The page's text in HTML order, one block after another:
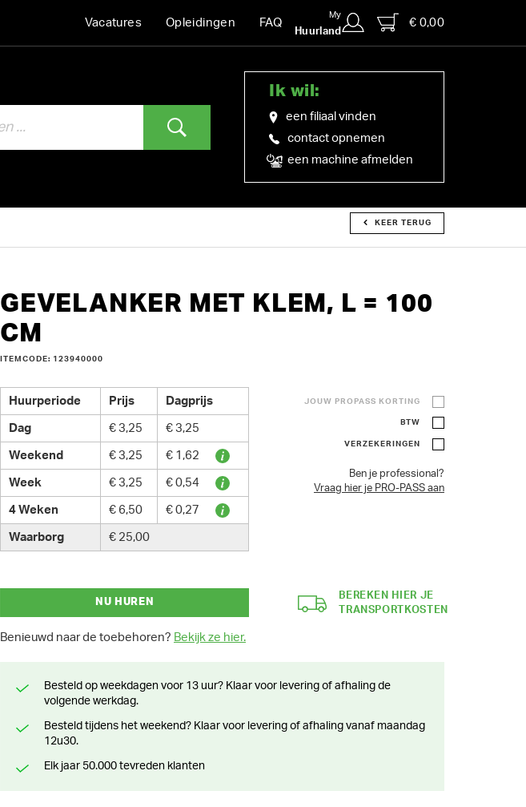
Vacatures Opleidingen FAQ
My
Huurland
€ 0,00
Ik wil:
een filiaal vinden
contact opnemen
een machine afmelden
KEER TERUG
GEVELANKER MET KLEM, L = 100
CM
ITEMCODE: 123940000
Huurperiode Prijs Dagprijs
Dag € 3,25 € 3,25
Weekend € 3,25 € 1,62
Week € 3,25 € 0,54
4 Weken € 6,50 € 0,27
Waarborg € 25,00
JOUW PROPASS KORTING
BTW
VERZEKERINGEN
Ben je professional?
Vraag hier je PRO-PASS aan
NU HUREN
Benieuwd naar de toebehoren? Bekijk ze hier.
BEREKEN HIER JE
TRANSPORTKOSTEN
Besteld op weekdagen voor 13 uur? Klaar voor levering of afhaling de
volgende werkdag.
Besteld tijdens het weekend? Klaar voor levering of afhaling vanaf maandag
12u30.
Elk jaar 50.000 tevreden klanten